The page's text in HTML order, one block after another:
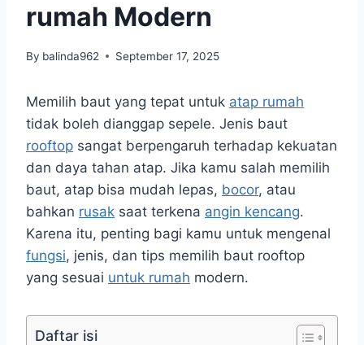
rumah Modern
By balinda962 September 17, 2025
Memilih baut yang tepat untuk atap rumah
tidak boleh dianggap sepele. Jenis baut
rooftop sangat berpengaruh terhadap kekuatan
dan daya tahan atap. Jika kamu salah memilih
baut, atap bisa mudah lepas, bocor, atau
bahkan rusak saat terkena angin kencang.
Karena itu, penting bagi kamu untuk mengenal
fungsi, jenis, dan tips memilih baut rooftop
yang sesuai untuk rumah modern.
Daftar isi